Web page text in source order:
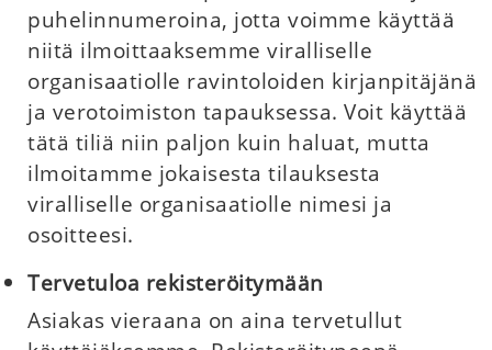
puhelinnumeroina, jotta voimme käyttää
niitä ilmoittaaksemme viralliselle
organisaatiolle ravintoloiden kirjanpitäjänä
ja verotoimiston tapauksessa. Voit käyttää
tätä tiliä niin paljon kuin haluat, mutta
ilmoitamme jokaisesta tilauksesta
viralliselle organisaatiolle nimesi ja
osoitteesi.
Tervetuloa rekisteröitymään
Asiakas vieraana on aina tervetullut